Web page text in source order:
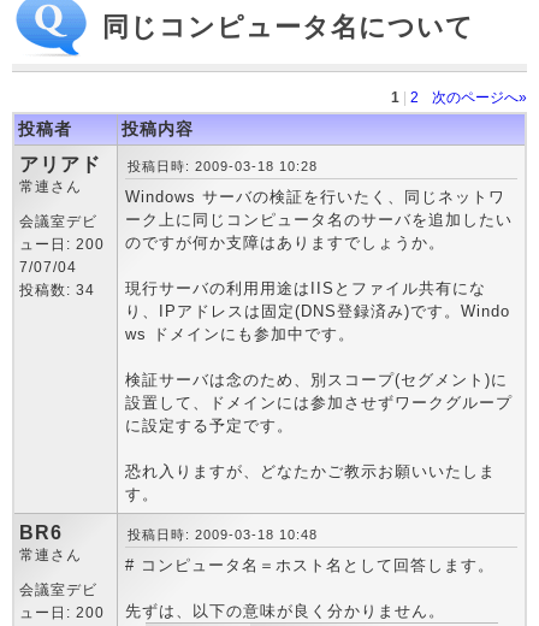
同じコンピュータ名について
1 2 次のページへ»
投稿者 投稿内容
アリアド
常連さん
会議室デビ
ュー日: 200
7/07/04
投稿数: 34
投稿日時: 2009-03-18 10:28
Windows サーバの検証を行いたく、同じネットワ
ーク上に同じコンピュータ名のサーバを追加したい
のですが何か支障はありますでしょうか。
現行サーバの利用用途はIISとファイル共有にな
り、IPアドレスは固定(DNS登録済み)です。Windo
ws ドメインにも参加中です。
検証サーバは念のため、別スコープ(セグメント)に
設置して、ドメインには参加させずワークグループ
に設定する予定です。
恐れ入りますが、どなたかご教示お願いいたしま
す。
BR6
常連さん
会議室デビ
ュー日: 200
投稿日時: 2009-03-18 10:48
# コンピュータ名＝ホスト名として回答します。
先ずは、以下の意味が良く分かりません。